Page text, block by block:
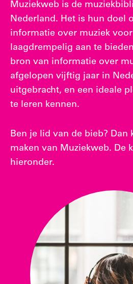
Muziekweb is de
Nederland. Het is hun doel
informatie over muziek
laagdrempelig aan te
bron van informatie over
afgelopen vijftig jaar in
uitgebracht, en een ideale
te leren kennen.
Ben je lid van de bieb? Dan
maken van Muziekweb. De
hieronder.